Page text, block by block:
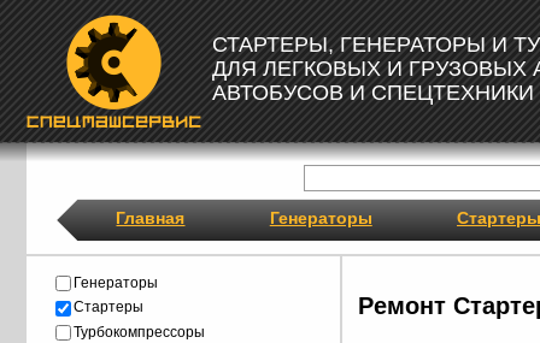
СТАРТЕРЫ, ГЕНЕРАТОРЫ И
ДЛЯ ЛЕГКОВЫХ И ГРУЗОВЫХ
АВТОБУСОВ И СПЕЦТЕХНИКИ
Главная Генераторы Стартеры
Ремонт
Генераторы
Стартеры
Турбокомпрессоры